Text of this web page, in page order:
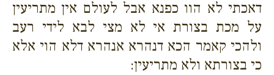
דאכתי לא הוו כפנא אבל לעולם אין מתריעין
על מכת בצורת אי לא מצי לבא לידי רעב
ולהכי קאמר הכא דנהרא אנהרא דלא הוי אלא
כי בצורתא ולא מתריעין: